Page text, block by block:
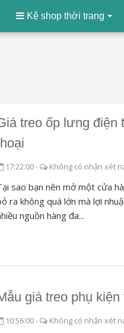
Kệ shop thời trang
treo ốp lưng điện
17:22:00- Không có nhận xét
sao bạn nên mở một cửa
ra không quá lớn mà lợi
nguồn hàng đa...
giá treo phụ
10:56:00- Không có nhận xét